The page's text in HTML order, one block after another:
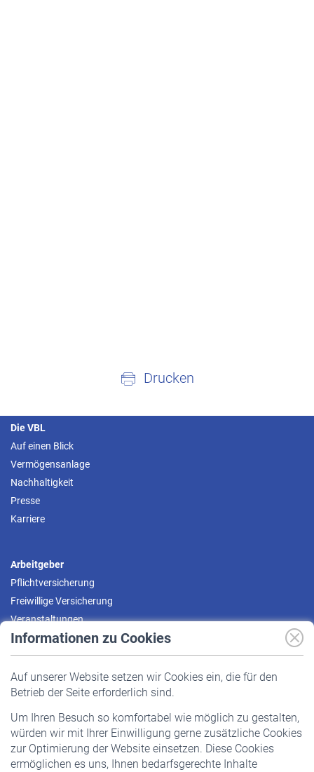
Informationen zu Cookies
Auf unserer Website setzen wir Cookies ein, die für den
Betrieb der Seite erforderlich sind.
Um Ihren Besuch so komfortabel wie möglich zu gestalten,
würden wir mit Ihrer Einwilligung gerne zusätzliche Cookies
zur Optimierung der Website einsetzen. Diese Cookies
ermöglichen es uns, Ihnen bedarfsgerechte Inhalte
Drucken
Die VBL
Auf einen Blick
Vermögensanlage
Nachhaltigkeit
Presse
Karriere
Arbeitgeber
Pflichtversicherung
Freiwillige Versicherung
Veranstaltungen
Pflichtversicherung
Staatliche Förderung
Veranstaltungen